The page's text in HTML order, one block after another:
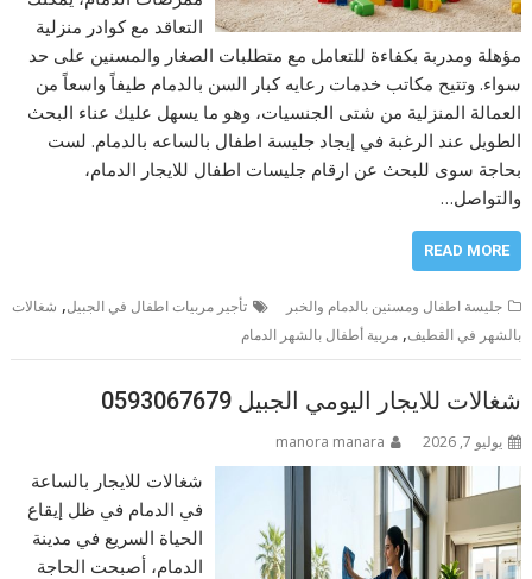
التعاقد مع كوادر منزلية
مؤهلة ومدربة بكفاءة للتعامل مع متطلبات الصغار والمسنين على حد
سواء. وتتيح مكاتب خدمات رعايه كبار السن بالدمام طيفاً واسعاً من
العمالة المنزلية من شتى الجنسيات، وهو ما يسهل عليك عناء البحث
الطويل عند الرغبة في إيجاد جليسة اطفال بالساعه بالدمام. لست
بحاجة سوى للبحث عن ارقام جليسات اطفال للايجار الدمام،
والتواصل…
READ MORE
جليسة اطفال ومسنين بالدمام والخبر تأجير مربيات اطفال في الجبيل, شغالات
بالشهر في القطيف,مربية أطفال بالشهر الدمام
شغالات للايجار اليومي الجبيل 0593067679
يوليو 7, 2026 manora manara
شغالات للايجار بالساعة
في الدمام في ظل إيقاع
الحياة السريع في مدينة
الدمام، أصبحت الحاجة